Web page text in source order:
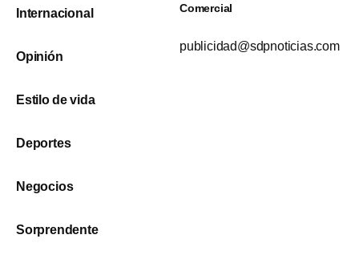
Internacional
Opinión
Estilo de vida
Deportes
Negocios
Sorprendente
Comercial
publicidad@sdpnoticias.com